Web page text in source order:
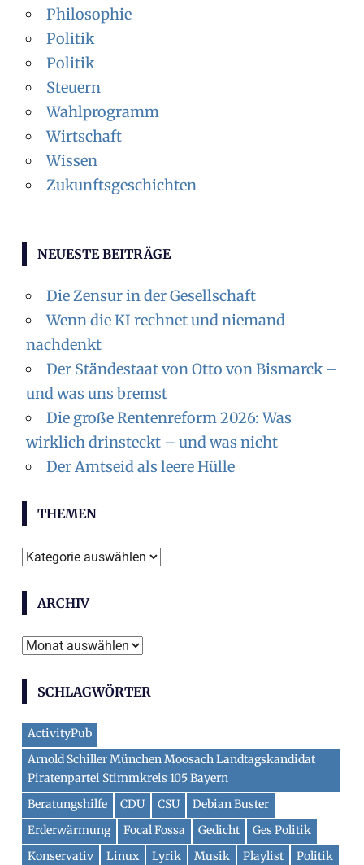
Philosophie
Politik
Politik
Steuern
Wahlprogramm
Wirtschaft
Wissen
Zukunftsgeschichten
NEUESTE BEITRÄGE
Die Zensur in der Gesellschaft
Wenn die KI rechnet und niemand
nachdenkt
Der Ständestaat von Otto von Bismarck –
und was uns bremst
Die große Rentenreform 2026: Was
wirklich drinsteckt – und was nicht
Der Amtseid als leere Hülle
THEMEN
Themen
ARCHIV
Archiv
SCHLAGWÖRTER
ActivityPub
Arnold Schiller München Moosach Landtagskandidat
Piratenpartei Stimmkreis 105 Bayern
Beratungshilfe
CDU CSU
Debian Buster
Erderwärmung
Focal Fossa Gedicht
Ges Politik
Konservativ
Linux Lyrik Musik Playlist
Politik